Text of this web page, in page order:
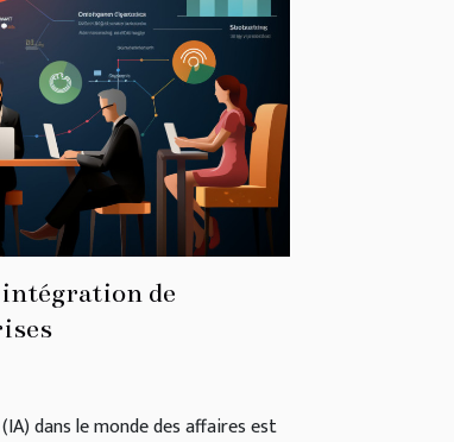
de
dans le monde des affaires est